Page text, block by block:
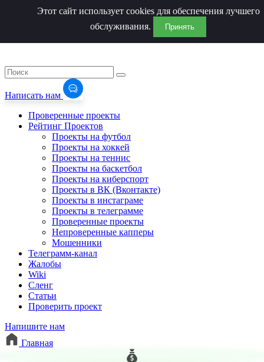
Написать нам
Проверенные проекты
Рейтинг Проектов
Проекты на футбол
Проекты на хоккей
Проекты на теннис
Проекты на баскетбол
Проекты на киберспорт
Проекты в ВК (Вконтакте)
Проекты в инстаграме
Проекты в телеграмме
Проверенные проекты
Непроверенные капперы
Мошенники
Телеграмм-канал
Жалобы
Wiki
Сленг
Статьи
Проверить проект
Напишите нам
Главная
Этот сайт использует cookies для обеспечения лучшего
обслуживания.
Принять